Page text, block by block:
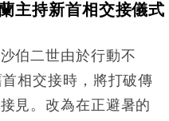
球場活動前 男子攜槍彈被捕
51 企業擴張放慢兼縮減人
美元 支援Anthropic租用
主持新首相交接儀式
伯二世由於行動不
相交接時，將打破傳
見。改為在正避暑的